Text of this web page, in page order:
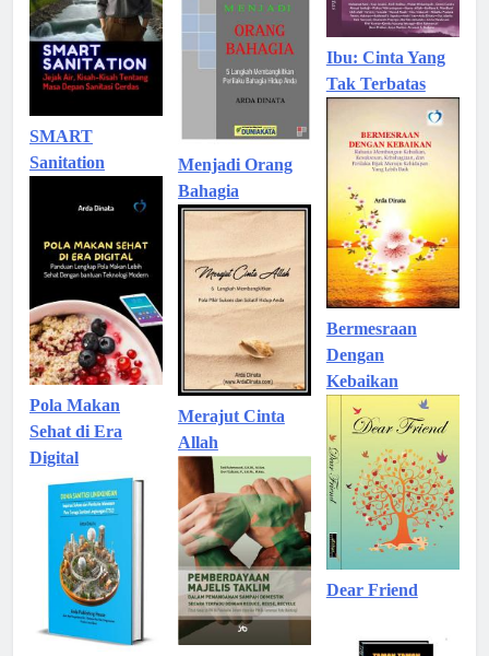
SMART
Sanitation
Pola Makan
Sehat di Era
Digital
Menjadi Orang
Bahagia
Merajut Cinta
Allah
Ibu: Cinta Yang
Tak Terbatas
Bermesraan
Dengan
Kebaikan
Dear Friend